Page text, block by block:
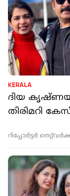
KERALA
ദിയ
തിരിമറി
റിപ്പോർട്ടർ